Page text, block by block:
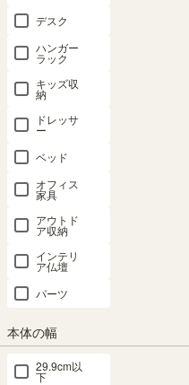
デスク
ハンガー
ラック
キッズ収
納
ドレッサ
ー
ベッド
オフィス
家具
アウトド
ア収納
インテリ
ア仏壇
パーツ
本体の幅
29.9cm以
下
家族の"笑顔"と"憩い"のダ
カウンター下のデッドスペー
くつろげる場所をつくります。